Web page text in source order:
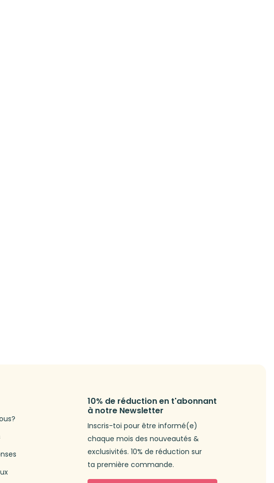
10% de réduction en t'abonnant
à notre Newsletter
Inscris-toi pour être informé(e)
chaque mois des nouveautés &
exclusivités. 10% de réduction sur
ta première commande.